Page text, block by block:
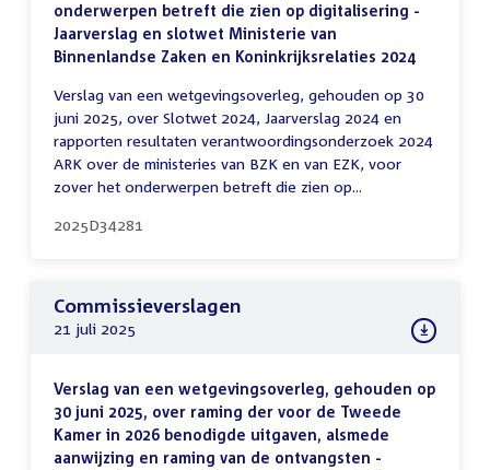
onderwerpen betreft die zien op digitalisering -
Jaarverslag en slotwet Ministerie van
Binnenlandse Zaken en Koninkrijksrelaties 2024
Verslag van een wetgevingsoverleg, gehouden op 30
juni 2025, over Slotwet 2024, Jaarverslag 2024 en
rapporten resultaten verantwoordingsonderzoek 2024
ARK over de ministeries van BZK en van EZK, voor
zover het onderwerpen betreft die zien op...
2025D34281
Commissieverslagen
21 juli 2025
Verslag van een wetgevingsoverleg, gehouden op
30 juni 2025, over raming der voor de Tweede
Kamer in 2026 benodigde uitgaven, alsmede
aanwijzing en raming van de ontvangsten -